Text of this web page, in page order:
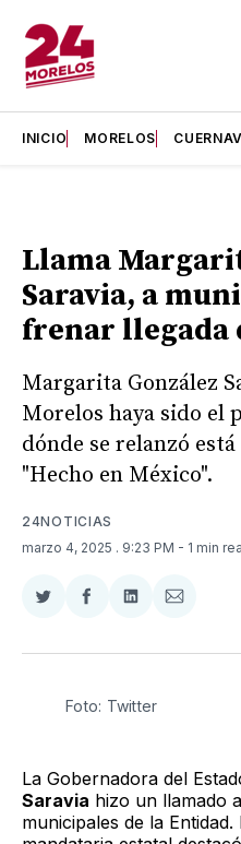
INICIO MORELOS
Llama
Saravia, a
frenar llegada
Margarita González
Morelos haya sido el
dónde se relanzó
"Hecho en México".
24NOTICIAS
marzo 4, 2025 . 9:23 PM - 1 min
Compartir
Twitter
Compartir
Facebook
Compartir
LinkedIn
Email
Foto: Twitter
La Gobernadora del
Saravia hizo un llamado
municipales de la